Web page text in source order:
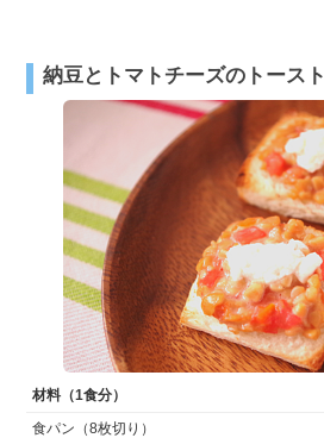
納豆とトマトチーズのトースト
材料（1食分）
食パン（8枚切り）